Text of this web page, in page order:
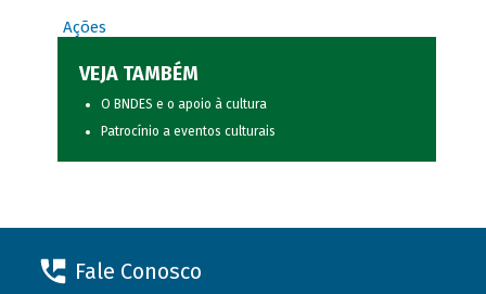
Ações
VEJA TAMBÉM
O BNDES e o apoio à cultura
Patrocínio a eventos culturais
Fale Conosco